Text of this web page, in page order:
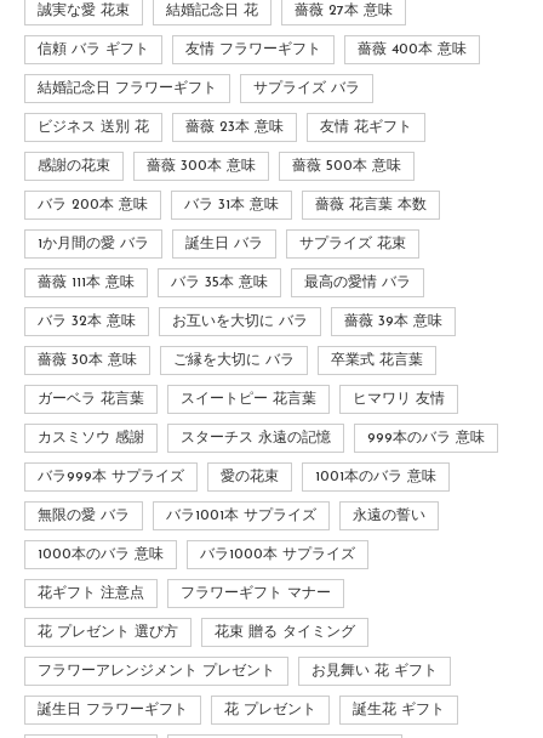
誠実な愛 花束 結婚記念日 花 薔薇 27本 意味
信頼 バラ ギフト 友情 フラワーギフト 薔薇 400本 意味
結婚記念日 フラワーギフト サプライズ バラ
ビジネス 送別 花 薔薇 23本 意味 友情 花ギフト
感謝の花束 薔薇 300本 意味 薔薇 500本 意味
バラ 200本 意味 バラ 31本 意味 薔薇 花言葉 本数
1か月間の愛 バラ 誕生日 バラ サプライズ 花束
薔薇 111本 意味 バラ 35本 意味 最高の愛情 バラ
バラ 32本 意味 お互いを大切に バラ 薔薇 39本 意味
薔薇 30本 意味 ご縁を大切に バラ 卒業式 花言葉
ガーベラ 花言葉 スイートピー 花言葉 ヒマワリ 友情
カスミソウ 感謝 スターチス 永遠の記憶 999本のバラ 意味
バラ999本 サプライズ 愛の花束 1001本のバラ 意味
無限の愛 バラ バラ1001本 サプライズ 永遠の誓い
1000本のバラ 意味 バラ1000本 サプライズ
花ギフト 注意点 フラワーギフト マナー
花 プレゼント 選び方 花束 贈る タイミング
フラワーアレンジメント プレゼント お見舞い 花 ギフト
誕生日 フラワーギフト 花 プレゼント 誕生花 ギフト